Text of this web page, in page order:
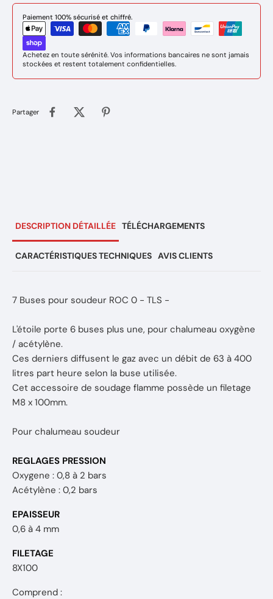
Paiement 100% sécurisé et chiffré.
Achetez en toute sérénité. Vos informations bancaires ne sont jamais
stockées et restent totalement confidentielles.
Partager
DESCRIPTION DÉTAILLÉE TÉLÉCHARGEMENTS
CARACTÉRISTIQUES TECHNIQUES AVIS CLIENTS
7 Buses pour soudeur ROC 0 - TLS -
L'étoile porte 6 buses plus une, pour chalumeau oxygène
/ acétylène.
Ces derniers diffusent le gaz avec un débit de 63 à 400
litres part heure selon la buse utilisée.
Cet accessoire de soudage flamme possède un filetage
M8 x 100mm.
Pour chalumeau soudeur
REGLAGES PRESSION
Oxygene : 0,8 à 2 bars
Acétylène : 0,2 bars
EPAISSEUR
0,6 à 4 mm
FILETAGE
8X100
Comprend :